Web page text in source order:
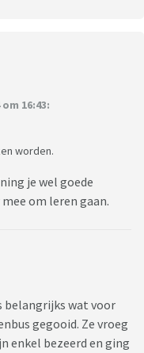
16:43:
worden.
je wel goede
om leren gaan.
belangrijks wat voor
gegooid. Ze vroeg
enkel bezeerd en ging